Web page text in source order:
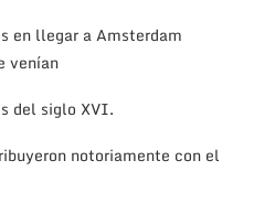
en llegar a Amsterdam
venían
del siglo XVI.
notoriamente con el